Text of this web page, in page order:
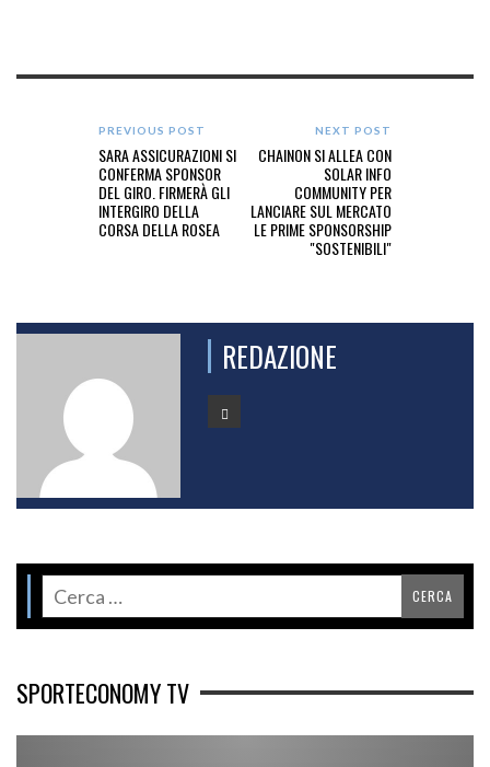
PREVIOUS POST
SARA ASSICURAZIONI SI
CONFERMA SPONSOR
DEL GIRO. FIRMERÀ GLI
INTERGIRO DELLA
CORSA DELLA ROSEA
NEXT POST
CHAINON SI ALLEA CON
SOLAR INFO
COMMUNITY PER
LANCIARE SUL MERCATO
LE PRIME SPONSORSHIP
"SOSTENIBILI"
REDAZIONE
SPORTECONOMY TV